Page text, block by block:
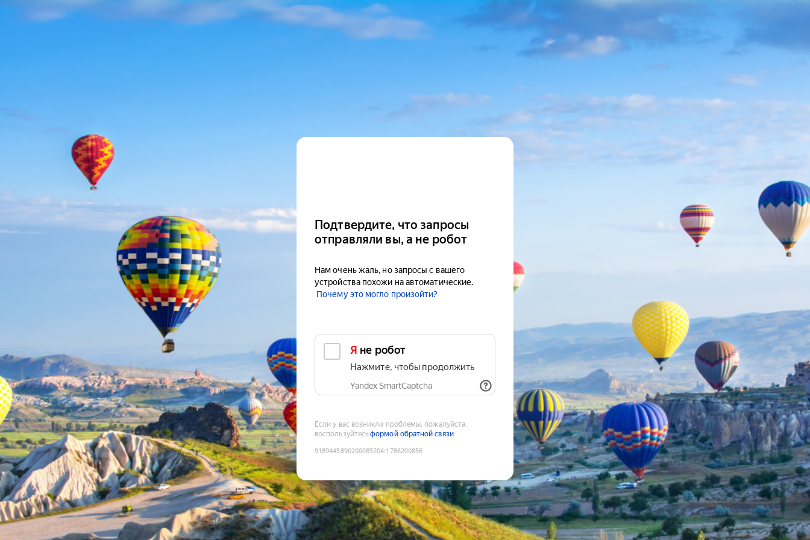
Подтвердите, что запросы
отправляли вы, а не робот
Нам очень жаль, но запросы с вашего
устройства похожи на автоматические.
Почему это могло произойти?
Я не робот
Нажмите, чтобы продолжить
Yandex SmartCaptcha
Если у вас возникли проблемы, пожалуйста,
воспользуйтесьформой обратной связи
9189445890200085204:1786200856